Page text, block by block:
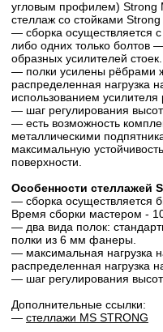
угловым профилем) Strong
стеллаж со стойками Strong
— сборка осуществляется с
либо одних только болтов
образных усилителей стоек.
— полки усилены рёбрами
распределенная нагрузка
использованием усилителя
— шаг регулирования
— есть возможность
металлическими
максимальную
поверхности.
Особенности стеллажей
— сборка осуществляется
Время сборки мастером -
— два вида полок:
полки из 6 мм фанеры.
— максимальная нагрузка
распределенная нагрузка
— шаг регулирования
Дополнительные ссылки:
— стеллажи MS STRONG